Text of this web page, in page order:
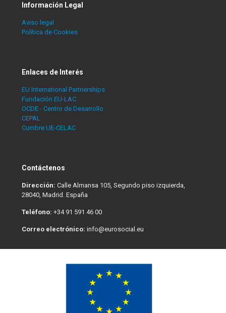
Información Legal
Aviso legal
Política de Cookies
Enlaces de Interés
EU International Partnerships
Fundación EU-LAC
OCDE - Centro de Desarrollo
CEPAL
Cumbre UE-CELAC
Contáctenos
Dirección: Calle Almansa 105, Segundo piso izquierda,
28040, Madrid. España
Teléfono: +34 91 591 46 00
Correo electrónico: info@eurosocial.eu